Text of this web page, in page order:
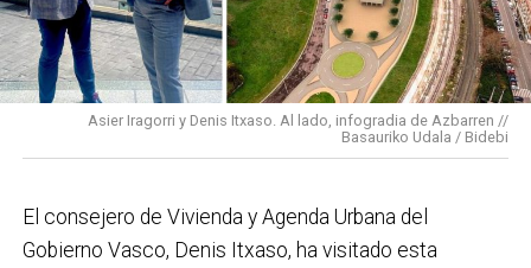
En cuanto a nuestras áreas, estos tres años han dado
para mucho. En Medio Ambiente destacaría el
impulso para la creación de huertos urbanos,la
elaboración del Plan General de Actuación Energética,
el Plan de Acción contra el Ruido y la instalación de
régimen de autoconsumo, que hacen de Basauri un
municipio más sostenible y preparado para el futuro.
Asier Iragorri y Denis Itxaso. Al lado, infogradia de Azbarren //
Basauriko Udala / Bidebi
El consejero de Vivienda y Agenda Urbana del
Gobierno Vasco, Denis Itxaso, ha visitado esta